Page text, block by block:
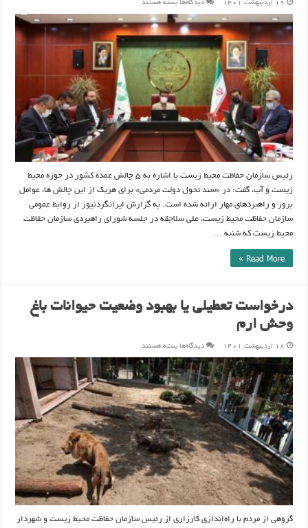
۱۹ اردیبهشت ۱۴۰۱ دیدگاه‌هابرای
چالش
عمده
کشور
حوزه
محیط
زیست
و
آب
بسته هستند
رئیس سازمان حفاظت محیط زیست با اشاره به ۵ چالش عمده کشور در حوزه محیط
زیست و آب، گفت: در «سند تحول دولت مردمی» برای هریک از این چالش ها، عوامل
بروز و راهبردهای مهار ارائه شده است. به گزارش ایرانگردنیوز از روابط عمومی
سازمان حفاظت محیط زیست، علی سلاجقه در جلسه شورای راهبردی سازمان حفاظت
محیط زیست که شنبه …
Read More »
درخواست تعطیلی یا بهبود وضعیت حیوانات باغ
وحش ارم
۱۸ اردیبهشت ۱۴۰۱ دیدگاه‌هابرای
تعطیلی
یا
بهبود
وضعیت
حیوانات
باغ
وحش
ارم
بسته هستند
گروهی از مردم با راه‌اندازی کارزاری از رئیس سازمان حفاظت محیط زیست و شهردار